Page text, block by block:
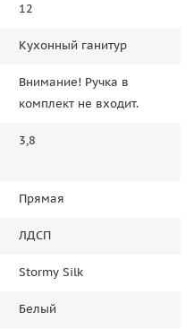
12
Кухонный ганитур
Внимание! Ручка в
комплект не входит.
3,8
Прямая
ЛДСП
Stormy Silk
Белый